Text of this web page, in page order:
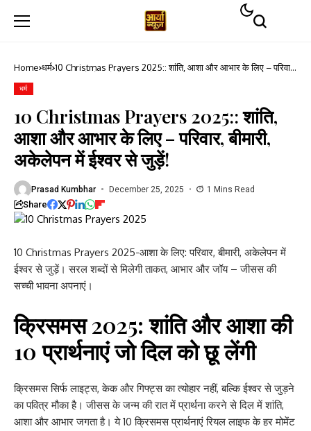
Home धर्म 10 Christmas Prayers 2025:: शांति, आशा और आभार के लिए – परिवार,
धर्म
10 Christmas Prayers 2025:: शांति,
आशा और आभार के लिए – परिवार, बीमारी,
अकेलेपन में ईश्वर से जुड़ें!
Prasad Kumbhar December 25, 2025 1 Mins Read
Share
10 Christmas Prayers 2025-आशा के लिए: परिवार, बीमारी, अकेलेपन में
ईश्वर से जुड़ें। सरल शब्दों से मिलेगी ताकत, आभार और जॉय – जीसस की
सच्ची भावना अपनाएं।
क्रिसमस 2025: शांति और आशा की
10 प्रार्थनाएं जो दिल को छू लेंगी
क्रिसमस सिर्फ लाइट्स, केक और गिफ्ट्स का त्योहार नहीं, बल्कि ईश्वर से जुड़ने
का पवित्र मौका है। जीसस के जन्म की रात में प्रार्थना करने से दिल में शांति,
आशा और आभार जगता है। ये 10 क्रिसमस प्रार्थनाएं रियल लाइफ के हर मोमेंट